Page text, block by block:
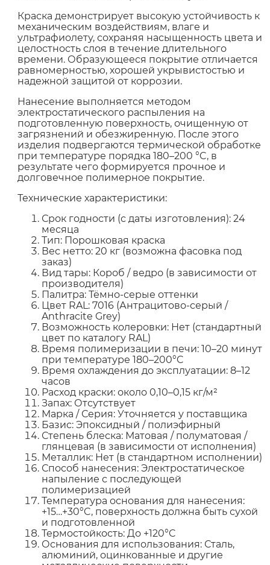
Краска демонстрирует высокую устойчивость к
механическим воздействиям, влаге и
ультрафиолету, сохраняя насыщенность цвета и
целостность слоя в течение длительного
времени. Образующееся покрытие отличается
равномерностью, хорошей укрывистостью и
надежной защитой от коррозии.
Нанесение выполняется методом
электростатического распыления на
подготовленную поверхность, очищенную от
загрязнений и обезжиренную. После этого
изделия подвергаются термической обработке
при температуре порядка 180–200 °C, в
результате чего формируется прочное и
долговечное полимерное покрытие.
Технические характеристики:
Срок годности (с даты изготовления): 24
месяца
Тип: Порошковая краска
Вес нетто: 20 кг (возможна фасовка под
заказ)
Вид тары: Короб / ведро (в зависимости от
производителя)
Палитра: Тёмно-серые оттенки
Цвет RAL: 7016 (Антрацитово-серый /
Anthracite Grey)
Возможность колеровки: Нет (стандартный
цвет по каталогу RAL)
Время полимеризации в печи: 10–20 минут
при температуре 180–200°C
Время охлаждения до эксплуатации: 8–12
часов
Расход краски: около 0,10–0,15 кг/м²
Запах: Отсутствует
Марка / Серия: Уточняется у поставщика
Базис: Эпоксидный / полиэфирный
Степень блеска: Матовая / полуматовая /
глянцевая (в зависимости от исполнения)
Металлик: Нет (в стандартном исполнении)
Способ нанесения: Электростатическое
напыление с последующей
полимеризацией
Температура основания для нанесения:
+15…+30°C, поверхность должна быть сухой
и подготовленной
Термостойкость: До +120°C
Основания для использования: Сталь,
алюминий, оцинкованные и другие